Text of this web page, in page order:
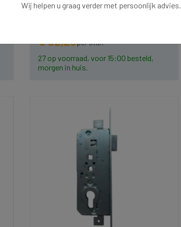
€ 32,28per stuk
27 op voorraad, voor 15:00 besteld,
morgen in huis.
Wij helpen u graag verder met persoonlijk advies.